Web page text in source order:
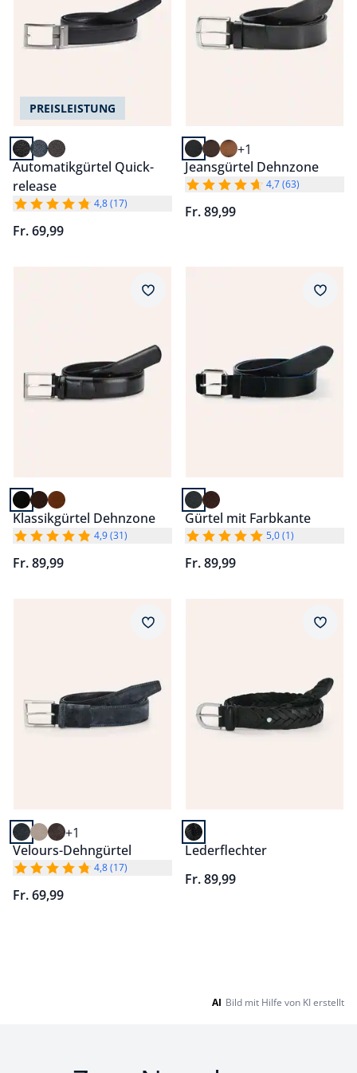
PREISLEISTUNG
Automatikgürtel Quick-
release
4,8 (17)
Fr. 69,99
+1
Jeansgürtel Dehnzone
4,7 (63)
Fr. 89,99
Klassikgürtel Dehnzone
4,9 (31)
Fr. 89,99
Merkzettel
Gürtel mit Farbkante
5,0 (1)
Fr. 89,99
+1
Velours-Dehngürtel
4,8 (17)
Fr. 69,99
Merkzettel
Lederflechter
Fr. 89,99
AI Bild mit Hilfe von KI erstellt